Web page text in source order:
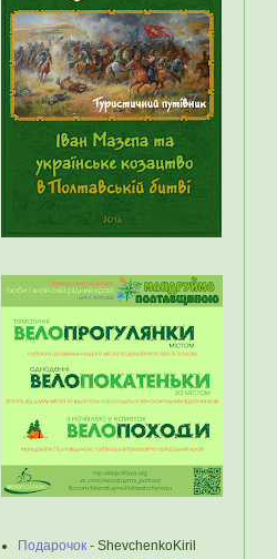
Подарочок - ShevchenkoKiril